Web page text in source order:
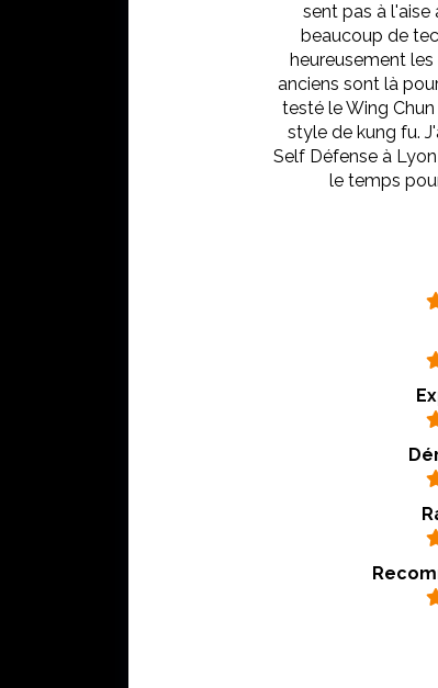
sent pas à l'aise
beaucoup de
heureusement
anciens sont là
testé le Wing
style de kung fu.
Self Défense à
le temps